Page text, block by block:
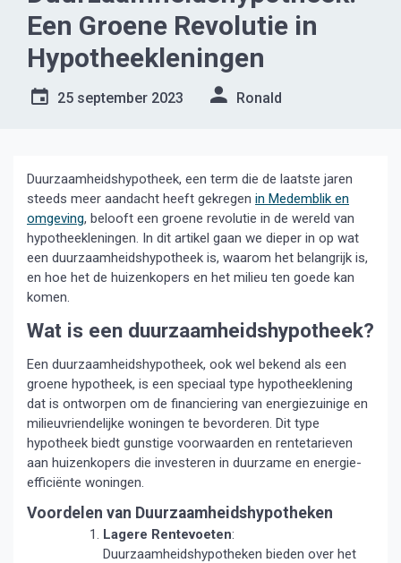
Een Groene Revolutie in
Hypotheekleningen
25 september 2023 Ronald
Duurzaamheidshypotheek, een term die de laatste jaren
steeds meer aandacht heeft gekregen in Medemblik en
omgeving, belooft een groene revolutie in de wereld van
hypotheekleningen. In dit artikel gaan we dieper in op wat
een duurzaamheidshypotheek is, waarom het belangrijk is,
en hoe het de huizenkopers en het milieu ten goede kan
komen.
Wat is een duurzaamheidshypotheek?
Een duurzaamheidshypotheek, ook wel bekend als een
groene hypotheek, is een speciaal type hypotheeklening
dat is ontworpen om de financiering van energiezuinige en
milieuvriendelijke woningen te bevorderen. Dit type
hypotheek biedt gunstige voorwaarden en rentetarieven
aan huizenkopers die investeren in duurzame en energie-
efficiënte woningen.
Voordelen van Duurzaamheidshypotheken
Lagere Rentevoeten:
Duurzaamheidshypotheken bieden over het